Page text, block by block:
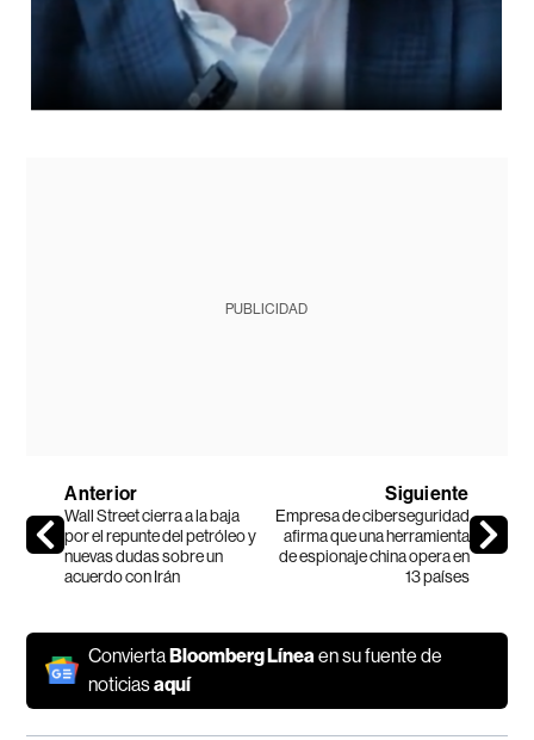
PUBLICIDAD
Anterior
Wall Street cierra a la baja
por el repunte del petróleo y
nuevas dudas sobre un
acuerdo con Irán
Siguiente
Empresa de ciberseguridad
afirma que una herramienta
de espionaje china opera en
13 países
ConviertaBloomberg Línea en su fuente de
noticiasaquí